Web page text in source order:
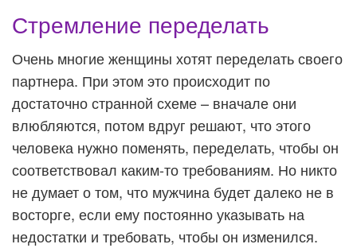
Стремление переделать
Очень многие женщины хотят переделать своего
партнера. При этом это происходит по
достаточно странной схеме – вначале они
влюбляются, потом вдруг решают, что этого
человека нужно поменять, переделать, чтобы он
соответствовал каким-то требованиям. Но никто
не думает о том, что мужчина будет далеко не в
восторге, если ему постоянно указывать на
недостатки и требовать, чтобы он изменился.